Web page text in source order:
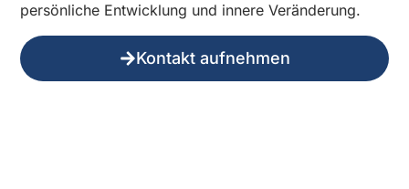
persönliche Entwicklung und innere Veränderung.
Kontakt aufnehmen